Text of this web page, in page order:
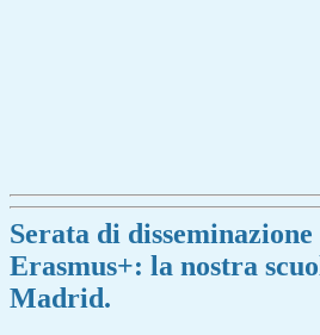
Serata di
Erasmus+: la nostra
Madrid.